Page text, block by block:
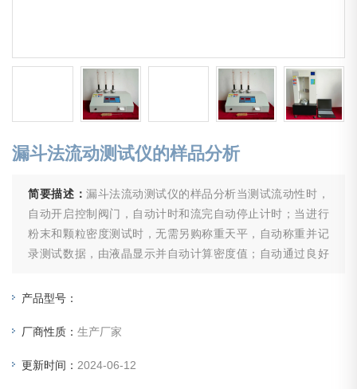
漏斗法流动测试仪的样品分析
简要描述：漏斗法流动测试仪的样品分析当测试流动性时，
自动开启控制阀门，自动计时和流完自动停止计时；当进行
粉末和颗粒密度测试时，无需另购称重天平，自动称重并记
录测试数据，由液晶显示并自动计算密度值；自动通过良好
产品型号：
厂商性质：生产厂家
更新时间： 2024-06-12